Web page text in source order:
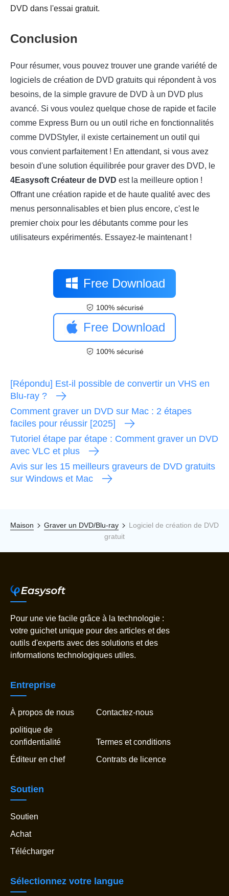
DVD dans l'essai gratuit.
Conclusion
Pour résumer, vous pouvez trouver une grande variété de
logiciels de création de DVD gratuits qui répondent à vos
besoins, de la simple gravure de DVD à un DVD plus
avancé. Si vous voulez quelque chose de rapide et facile
comme Express Burn ou un outil riche en fonctionnalités
comme DVDStyler, il existe certainement un outil qui
vous convient parfaitement ! En attendant, si vous avez
besoin d'une solution équilibrée pour graver des DVD, le
4Easysoft Créateur de DVD est la meilleure option !
Offrant une création rapide et de haute qualité avec des
menus personnalisables et bien plus encore, c'est le
premier choix pour les débutants comme pour les
utilisateurs expérimentés. Essayez-le maintenant !
Free Download
100% sécurisé
Free Download
100% sécurisé
[Répondu] Est-il possible de convertir un VHS en
Blu-ray ?
Comment graver un DVD sur Mac : 2 étapes
faciles pour réussir [2025]
Tutoriel étape par étape : Comment graver un DVD
avec VLC et plus
Avis sur les 15 meilleurs graveurs de DVD gratuits
sur Windows et Mac
Maison Graver un DVD/Blu-ray
Logiciel de création de DVD
gratuit
Pour une vie facile grâce à la technologie :
votre guichet unique pour des articles et des
outils d'experts avec des solutions et des
informations technologiques utiles.
Entreprise
À propos de nous
Contactez-nous
politique de
confidentialité
Termes et conditions
Éditeur en chef
Contrats de licence
Soutien
Soutien
Achat
Télécharger
Sélectionnez votre langue